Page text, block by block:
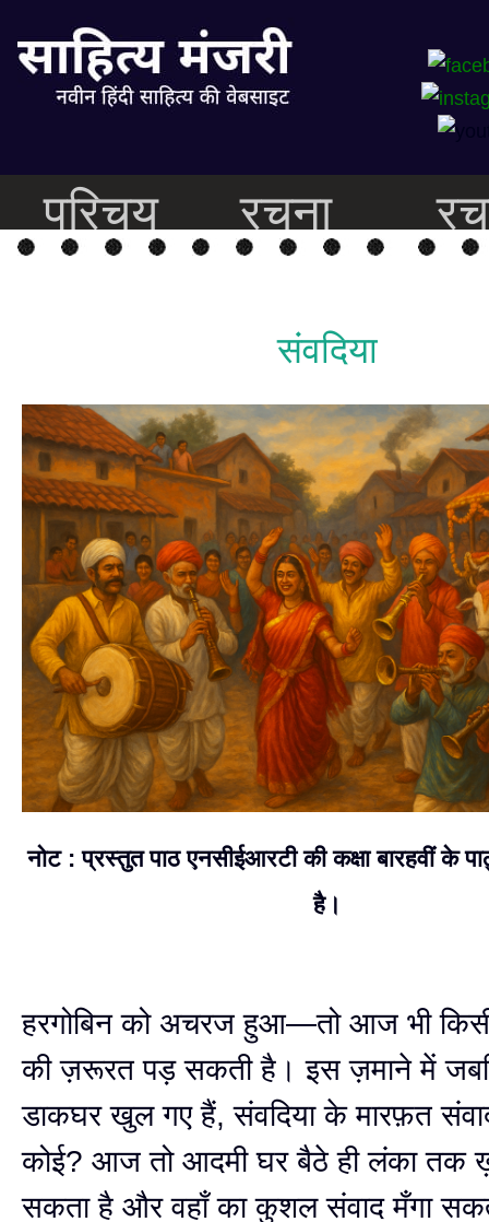
परिचय रचना
संवदिया
नोट : प्रस्तुत पाठ एनसीईआरटी की कक्षा बारहवीं के
है।
हरगोबिन को अचरज हुआ—तो आज भी
की ज़रूरत पड़ सकती है। इस ज़माने में
डाकघर खुल गए हैं, संवदिया के मारफ़त
कोई? आज तो आदमी घर बैठे ही लंका तक
सकता है और वहाँ का कुशल संवाद मँगा